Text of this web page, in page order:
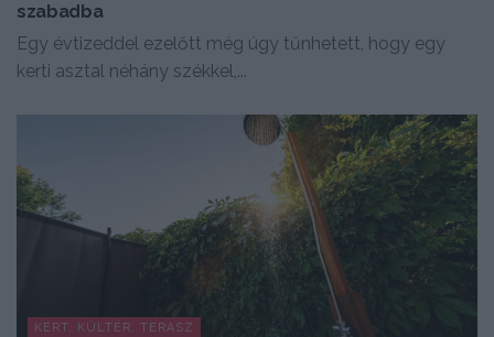
szabadba
Egy évtizeddel ezelőtt még úgy tűnhetett, hogy egy
kerti asztal néhány székkel,...
KERT, KÜLTÉR, TERASZ